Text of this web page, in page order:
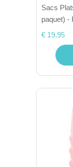
Sacs
paquet) -
€ 19,95